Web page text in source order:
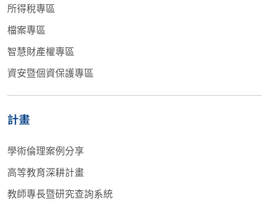
所得稅專區
檔案專區
智慧財產權專區
資安暨個資保護專區
計畫
學術倫理案例分享
高等教育深耕計畫
教師專長暨研究查詢系統